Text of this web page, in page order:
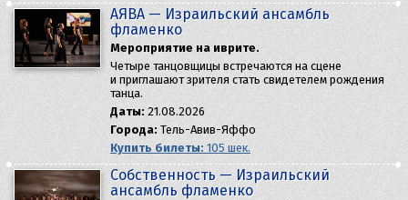
AЯBA — Израильский ансамбль
фламенко
Мероприятие на иврите.
Четыре танцовщицы встречаются на сцене
и приглашают зрителя стать свидетелем рождения
танца.
Даты: 21.08.2026
Города: Тель-Авив-Яффо
Купить билеты: 105 шек.
Собственность — Израильский
ансамбль фламенко